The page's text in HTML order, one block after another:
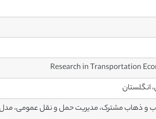
انگلستان
و ذهاب مشترک، مدیریت حمل و نقل عمومی،